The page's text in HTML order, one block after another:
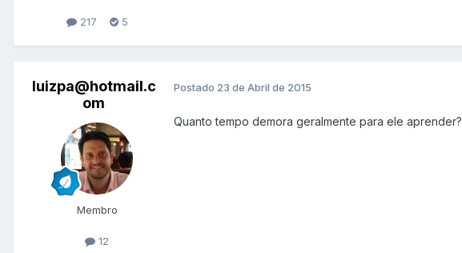
217 5
luizpa@hotmail.c
om
Membro
12
Postado 23 de Abril de 2015
Quanto tempo demora geralmente para ele aprender?